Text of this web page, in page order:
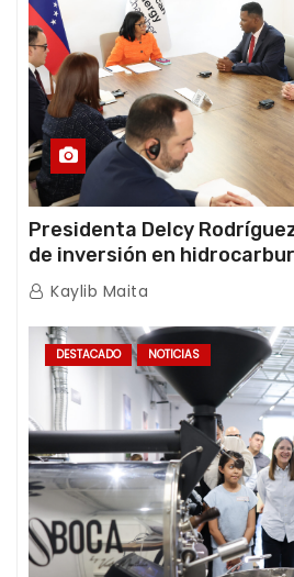
Presidenta Delcy
de inversión en
Africana de Energía
Kaylib Maita
DESTACADO NOTICIAS